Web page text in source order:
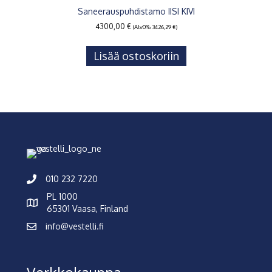
Saneerauspuhdistamo IISI KIVI
4300,00 € (Alv0% 3426,29€)
Lisää ostoskoriin
010 232 7220
PL 1000
65301 Vaasa, Finland
info@vestelli.fi